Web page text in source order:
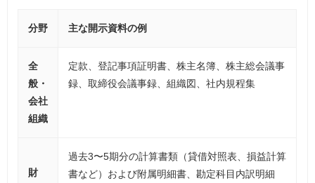
分野 主な開示資料の例
全
般・
会社
組織
定款、登記事項証明書、株主名簿、株主総会議事
録、取締役会議事録、組織図、社内規程集
財
過去3〜5期分の計算書類（貸借対照表、損益計算
書など）および附属明細書、勘定科目内訳明細